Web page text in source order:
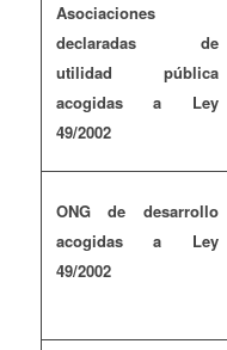
Asociaciones
declaradas de
utilidad pública
acogidas a Ley
49/2002
ONG de desarrollo
acogidas a Ley
49/2002